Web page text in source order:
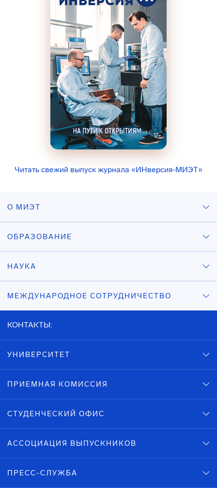
Читать свежий выпуск журнала «ИНверсия-МИЭТ»
О МИЭТ
ОБРАЗОВАНИЕ
НАУКА
МЕЖДУНАРОДНОЕ СОТРУДНИЧЕСТВО
КОНТАКТЫ:
УНИВЕРСИТЕТ
ПРИЕМНАЯ КОМИССИЯ
СТУДЕНЧЕСКИЙ ОФИС
АССОЦИАЦИЯ ВЫПУСКНИКОВ
ПРЕСС-СЛУЖБА